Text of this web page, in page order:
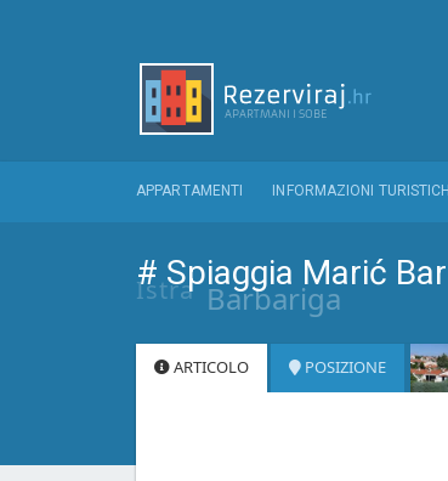
APPARTAMENTI INFORMAZIONI
# Spiaggia Marić
Istra Barbariga
ARTICOLO POSIZIONE